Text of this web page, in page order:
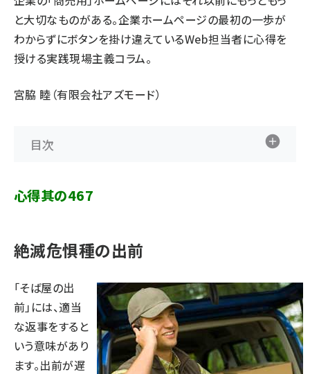
と大切なものがある。企業ホームページの最初の一歩が
わからずにボタンを掛け違えているWeb担当者に心得を
授ける実践現場主義コラム。
宮脇 睦（有限会社アズモード）
目次
心得其の467
絶滅危惧種の出前
「そば屋の出
前」には、適当
な返事をすると
いう意味があり
ます。出前が遅